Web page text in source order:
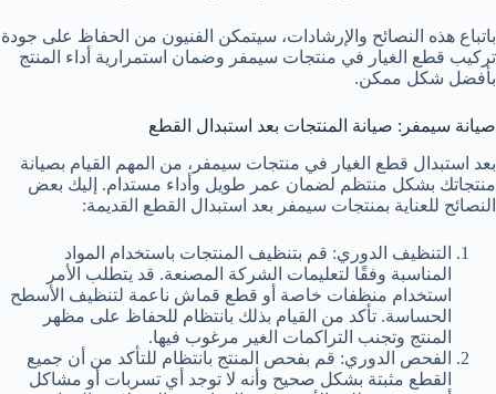
باتباع هذه النصائح والإرشادات، سيتمكن الفنيون من الحفاظ على جودة
تركيب قطع الغيار في منتجات سيمفر وضمان استمرارية أداء المنتج
بأفضل شكل ممكن.
صيانة سيمفر: صيانة المنتجات بعد استبدال القطع
بعد استبدال قطع الغيار في منتجات سيمفر، من المهم القيام بصيانة
منتجاتك بشكل منتظم لضمان عمر طويل وأداء مستدام. إليك بعض
النصائح للعناية بمنتجات سيمفر بعد استبدال القطع القديمة:
التنظيف الدوري: قم بتنظيف المنتجات باستخدام المواد
المناسبة وفقًا لتعليمات الشركة المصنعة. قد يتطلب الأمر
استخدام منظفات خاصة أو قطع قماش ناعمة لتنظيف الأسطح
الحساسة. تأكد من القيام بذلك بانتظام للحفاظ على مظهر
المنتج وتجنب التراكمات الغير مرغوب فيها.
الفحص الدوري: قم بفحص المنتج بانتظام للتأكد من أن جميع
القطع مثبتة بشكل صحيح وأنه لا توجد أي تسربات أو مشاكل